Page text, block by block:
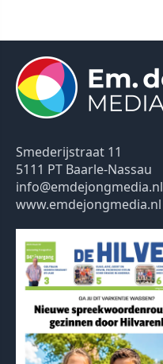
Smederijstraat 11
5111 PT Baarle-Nassau
info@emdejongmedia.nl
www.emdejongmedia.nl